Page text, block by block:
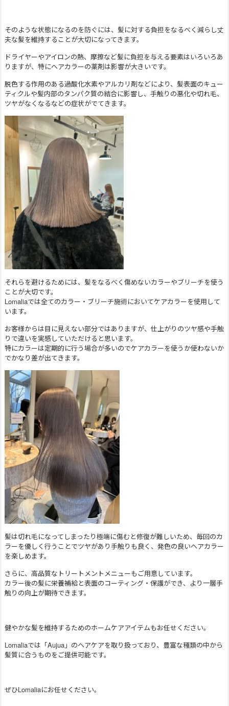
そのような状態になるのを防ぐには、髪に対する負担をなるべく減らし丈
夫な髪を維持することが大切になってきます。
ドライヤーやアイロンの熱、摩擦など髪に負担を与える要素はいろいろあ
りますが、特にヘアカラーの薬剤は影響が大きいです。
脱色する作用のある過酸化水素やアルカリ剤などにより、髪表面のキュー
ティクルや髪内部のタンパク質の結合に影響し、手触りの悪化や切れ毛、
ツヤがなくなるなどの症状がでてきます。
それらを避けるためには、髪をなるべく傷めないカラーやブリーチを使う
ことが大切です。
Lomaliaでは全てのカラー・ブリーチ施術においてケアカラーを使用して
います。
お客様からは目に見えない部分ではありますが、仕上がりのツヤ感や手触
りで違いを実感していただけると思います。
特にカラーは定期的に行う場合が多いのでケアカラーを使うか使わないか
でかなり差が出てきます。
髪は切れ毛になってしまったり極端に傷むと修復が難しいため、毎回のカ
ラーを優しく行うことでツヤがあり手触りも良く、発色の良いヘアカラー
を楽しめます。
さらに、高品質なトリートメントメニューもご用意しています。
カラー後の髪に栄養補給と表面のコーティング・保護ができ、より一層手
触りの向上が期待できます。
健やかな髪を維持するためのホームケアアイテムもお任せください。
Lomaliaでは「Aujua」のヘアケアを取り扱っており、豊富な種類の中から
髪質に合うものをご提供可能です。
ぜひLomaliaにお任せください。